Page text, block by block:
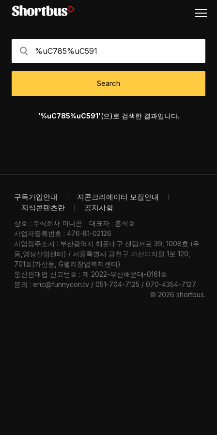
Search
'%uC785%uC591'(으)로 검색한 결과입니다.
구독가입안내
지콘크리에이터 모집안내
지식콘텐츠란
공지사항
상호 : 주식회사 퍼니콘
대표자 : 홍석호
사업자등록번호 : 476-81-02126
사업장주소지 : 부산광역시 해운대구 센텀서로 39, 1008호 (우
동,영상산업센터) / 서울특별시 금천구 가산디지털 1로 120,
701호(가산동, G밸리창업복지센터)
통신판매업 신고번호 : 제 2022-부산해운대-0161호
문의 : eric@funnycon.tv / 051-704-7125 / 070-4354-7127
© 2026 shortbus.